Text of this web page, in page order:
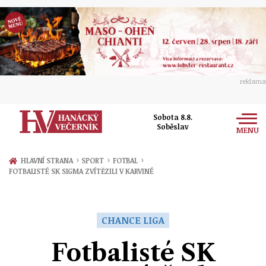
reklama
Sobota 8.8.
Soběslav
MENU
Zprávy
Ekonomika
HLAVNÍ STRANA › SPORT › FOTBAL ›
FOTBALISTÉ SK SIGMA ZVÍTĚZILI V KARVINÉ
CHANCE LIGA
Fotbalisté SK